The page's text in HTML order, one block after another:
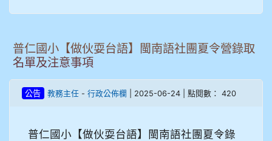
普仁國小【做伙耍台語】閩南語社團夏令營錄取
名單及注意事項
公告 教務主任- 行政公佈欄 | 2025-06-24 | 點閱數： 420
普仁國小【做伙耍台語】閩南語社團夏令錄